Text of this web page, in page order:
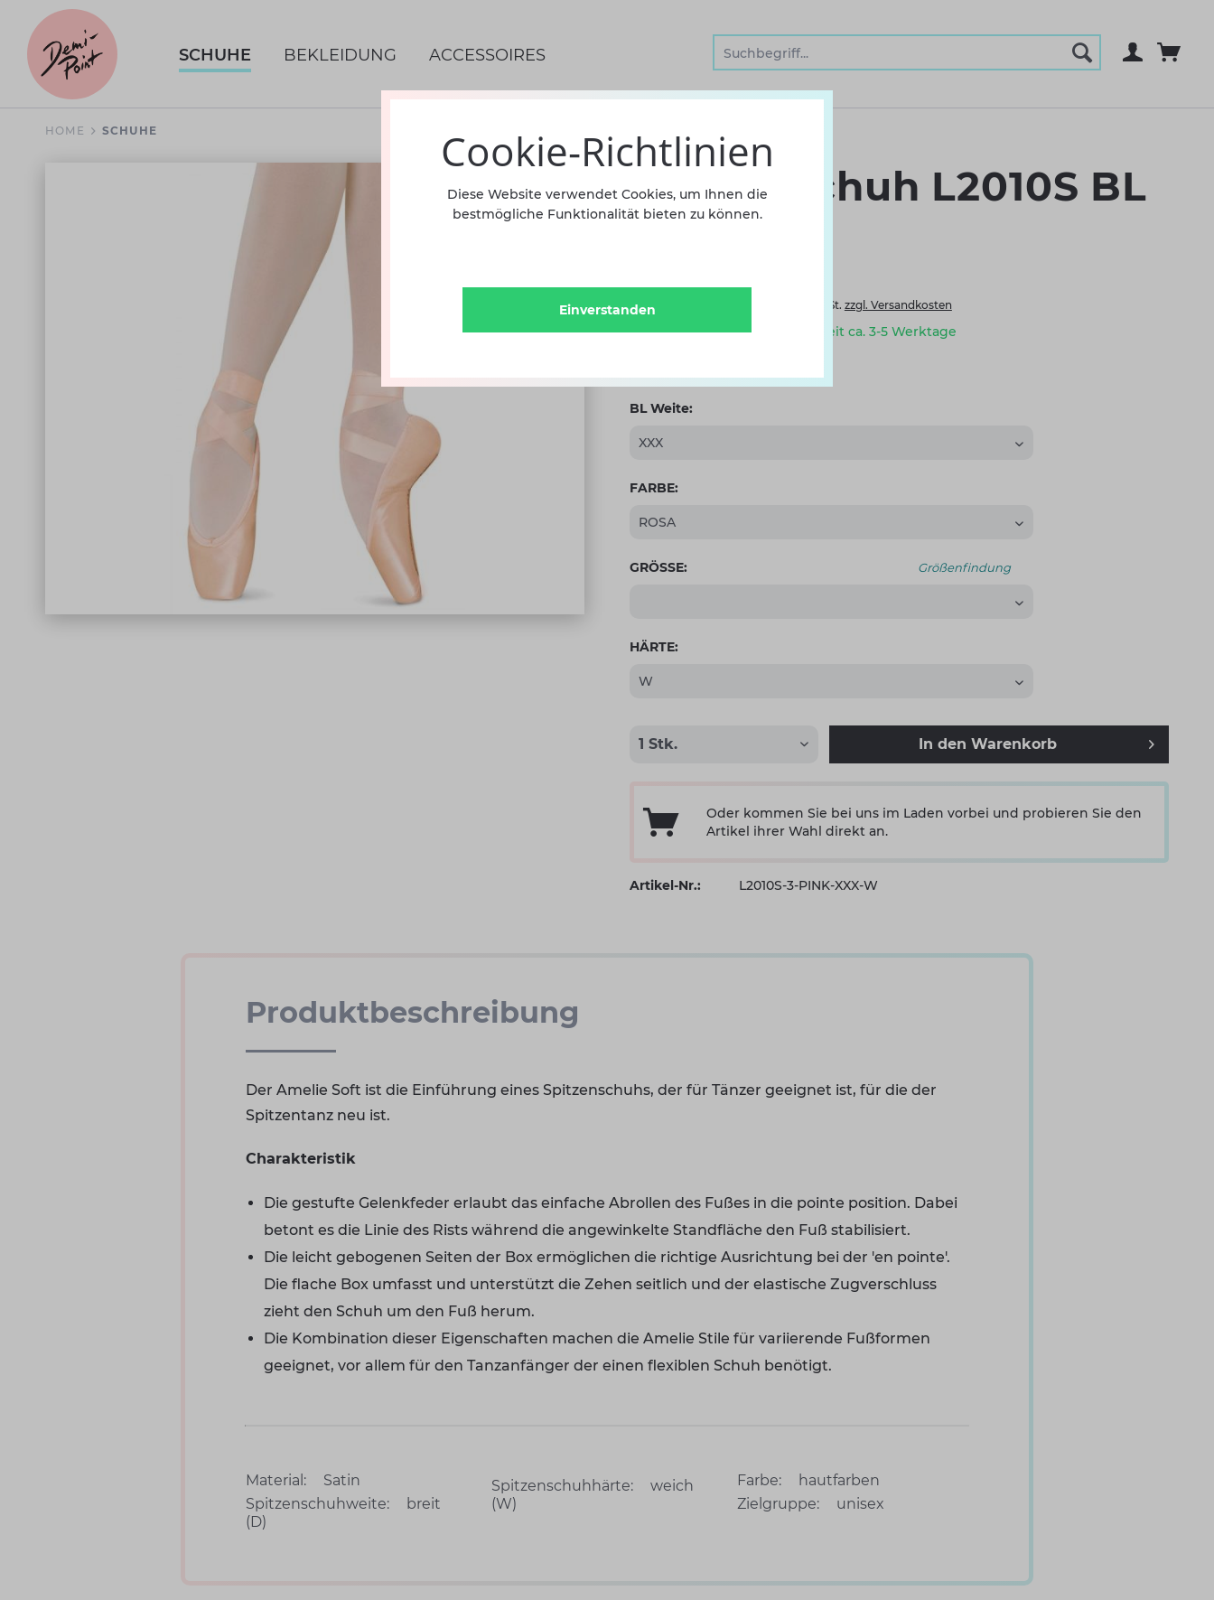
SCHUHE BEKLEIDUNG ACCESSOIRES
HOME SCHUHE
Spitzenschuh L2010S BL
weich
83,15 €
inkl. MwSt. zzgl. Versandkosten
Sofort versandfertig, Lieferzeit ca. 3-5 Werktage
BL Weite:
FARBE:
GRÖSSE: Größenfindung
HÄRTE:
In den Warenkorb
Oder kommen Sie bei uns im Laden vorbei und probieren Sie den
Artikel ihrer Wahl direkt an.
Artikel-Nr.: L2010S-3-PINK-XXX-W
Produktbeschreibung
Der Amelie Soft ist die Einführung eines Spitzenschuhs, der für Tänzer geeignet ist, für die der
Spitzentanz neu ist.
Charakteristik
Die gestufte Gelenkfeder erlaubt das einfache Abrollen des Fußes in die pointe position. Dabei
betont es die Linie des Rists während die angewinkelte Standfläche den Fuß stabilisiert.
Die leicht gebogenen Seiten der Box ermöglichen die richtige Ausrichtung bei der 'en pointe'.
Die flache Box umfasst und unterstützt die Zehen seitlich und der elastische Zugverschluss
zieht den Schuh um den Fuß herum.
Die Kombination dieser Eigenschaften machen die Amelie Stile für variierende Fußformen
geeignet, vor allem für den Tanzanfänger der einen flexiblen Schuh benötigt.
Material:
Satin
Spitzenschuhweite:
breit
(D)
Spitzenschuhhärte:
weich
(W)
Farbe:
hautfarben
Zielgruppe:
unisex
Cookie-Richtlinien
Diese Website verwendet Cookies, um Ihnen die
bestmögliche Funktionalität bieten zu können.
Einverstanden